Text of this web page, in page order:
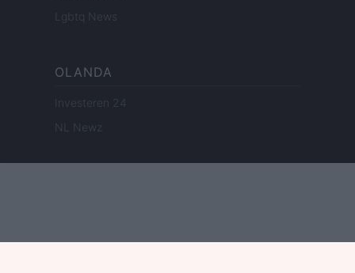
Lgbtq News
OLANDA
Investeren 24
NL Newz